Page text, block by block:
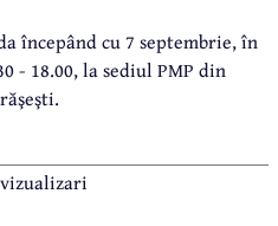
începând cu 7 septembrie, în
- 18.00, la sediul PMP din